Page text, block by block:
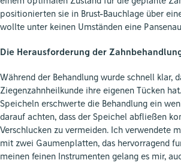
positionierten sie in Brust-Bauchlage über
wollte unter keinen Umständen eine
Die Herausforderung der
Während der Behandlung wurde schnell klar,
Ziegenzahnheilkunde ihre eigenen Tücken
Speicheln erschwerte die Behandlung ein
darauf achten, dass der Speichel abfließen
Verschlucken zu vermeiden. Ich verwendete
mit zwei Gaumenplatten, das hervorragend
meinen feinen Instrumenten gelang es mir,